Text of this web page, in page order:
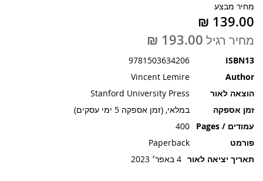
מחיר מבצע
מחיר רגיל
ISBN13
9781503634206
Author
Vincent Lemire
הוצאה לאור
Stanford University Press
זמן אספקה
במלאי, (זמן אספקה 5 ימי עסקים)
עמודים / Pages
400
פורמט
Paperback
תאריך יציאה לאור 4 באפר׳ 2023